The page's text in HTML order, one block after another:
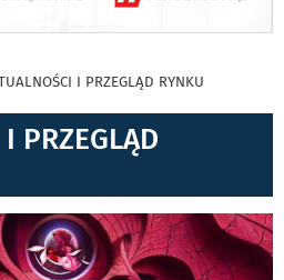
I PRZEGLĄD RYNKU
PRZEGLĄD